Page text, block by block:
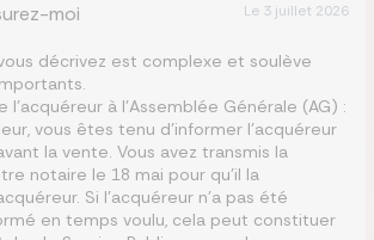
moi Le 3 juillet 2026
décrivez est complexe et soulève
l’acquéreur à l’Assemblée Générale (AG) :
vous êtes tenu d’informer l’acquéreur
la vente. Vous avez transmis la
notaire le 18 mai pour qu’il la
Si l’acquéreur n’a pas été
en temps voulu, cela peut constituer